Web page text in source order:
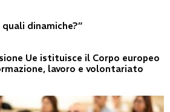
dinamiche?”
Ue istituisce il Corpo europeo
lavoro e volontariato